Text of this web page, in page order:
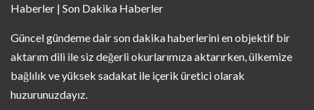
Haberler | Son Dakika Haberler
Güncel gündeme dair son dakika haberlerini en objektif bir
aktarım dili ile siz değerli okurlarımıza aktarırken, ülkemize
bağlılık ve yüksek sadakat ile içerik üretici olarak
huzurunuzdayız.